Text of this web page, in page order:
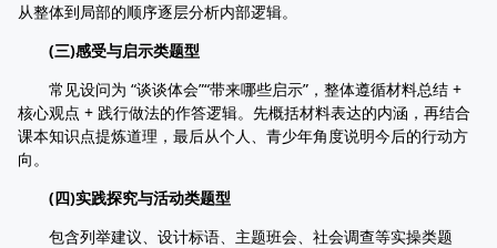
从整体到局部的顺序逐层分析内部逻辑。
(三)感受与启示类题型
常见设问为 “谈谈体会”“带来哪些启示”，整体遵循材料总结 +
核心观点 + 践行做法的作答逻辑。先概括材料表达的内涵，再结合
课本知识点提炼道理，最后从个人、青少年角度说明今后的行动方
向。
(四)实践探究与活动类题型
包含列举建议、设计标语、主题班会、社会调查等实操类题